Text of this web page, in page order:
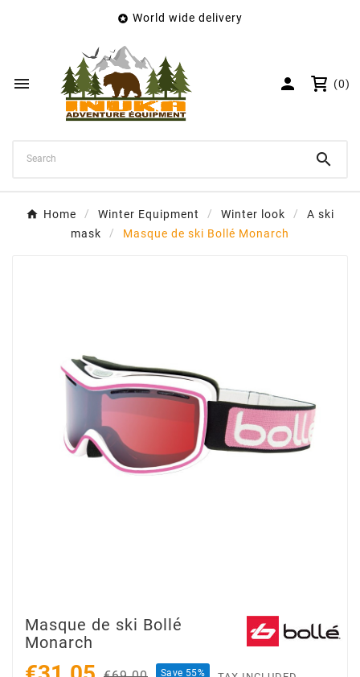
 World wide delivery
  (0)

Home Winter Equipment Winter look
A ski
mask
Masque de ski Bollé Monarch
Masque de ski Bollé
Monarch
Save 55%
Wishlist name